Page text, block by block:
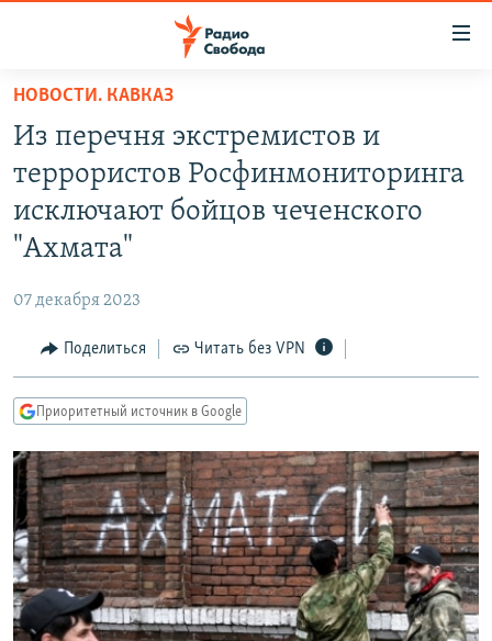
упрощенного
доступа
основному
содержанию
навигации
Вернутся
ПОДКАСТЫ
АВТОРСКИЕ ПРОЕКТЫ
ЦИТАТЫ СВОБОДЫ
КУЛЬТУРА
IDEL.РЕАЛИИ
КАВКАЗ.РЕАЛИИ
СИБИРЬ.РЕАЛИИ
РАСПИСАНИЕ ВЕЩАНИЯ
ПОДПИШИТЕСЬ НА РАССЫЛКУ
СОЦИАЛЬНЫЕ СЕТИ
НОВОСТИ. КАВКАЗ
Из перечня экстремистов и
террористов Росфинмониторинга
исключают бойцов чеченского
"Ахмата"
07 декабря 2023
Поделиться Читать без VPN
Приоритетный источник в Google